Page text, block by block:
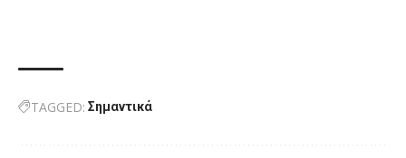
TAGGED: Σημαντικά